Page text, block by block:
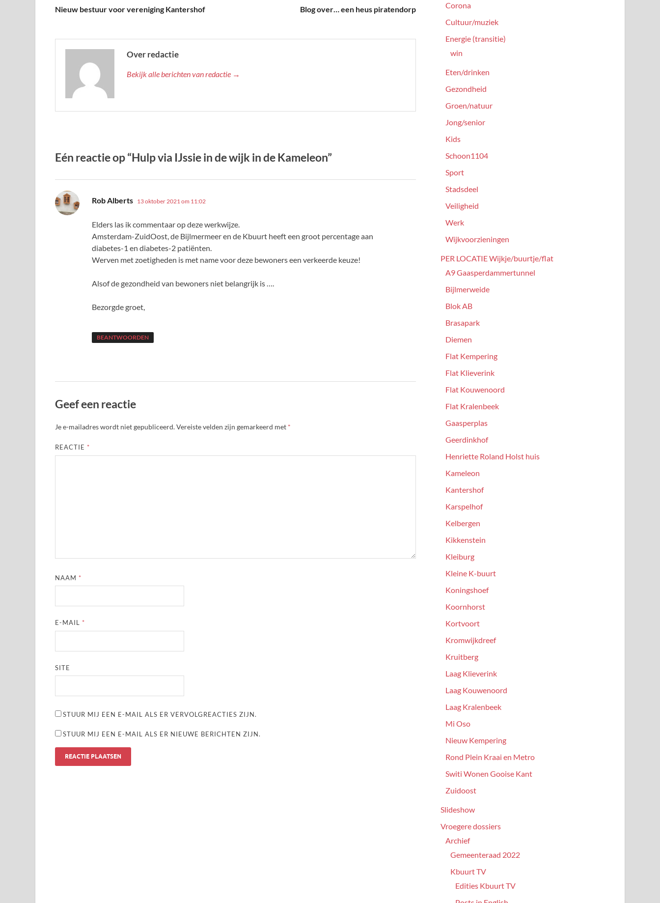
Nieuw bestuur voor vereniging Kantershof Blog over… een heus piratendorp
Over redactie
Bekijk alle berichten van redactie →
Eén reactie op “Hulp via IJssie in de wijk in de Kameleon”
Rob Alberts schreef:
13 oktober 2021 om 11:02
Elders las ik commentaar op deze werkwijze.
Amsterdam-ZuidOost, de Bijlmermeer en de Kbuurt heeft een groot percentage aan
diabetes-1 en diabetes-2 patiënten.
Werven met zoetigheden is met name voor deze bewoners een verkeerde keuze!
Alsof de gezondheid van bewoners niet belangrijk is ….
Bezorgde groet,
BEANTWOORDEN
Geef een reactie
Je e-mailadres wordt niet gepubliceerd.Vereiste velden zijn gemarkeerd met *
REACTIE *
NAAM *
E-MAIL *
SITE
STUUR MIJ EEN E-MAIL ALS ER VERVOLGREACTIES ZIJN.
STUUR MIJ EEN E-MAIL ALS ER NIEUWE BERICHTEN ZIJN.
Corona
Cultuur/muziek
Energie (transitie)
win
Eten/drinken
Gezondheid
Groen/natuur
Jong/senior
Kids
Schoon1104
Sport
Stadsdeel
Veiligheid
Werk
Wijkvoorzieningen
PER LOCATIE Wijkje/buurtje/flat
A9 Gaasperdammertunnel
Bijlmerweide
Blok AB
Brasapark
Diemen
Flat Kempering
Flat Klieverink
Flat Kouwenoord
Flat Kralenbeek
Gaasperplas
Geerdinkhof
Henriette Roland Holst huis
Kameleon
Kantershof
Karspelhof
Kelbergen
Kikkenstein
Kleiburg
Kleine K-buurt
Koningshoef
Koornhorst
Kortvoort
Kromwijkdreef
Kruitberg
Laag Klieverink
Laag Kouwenoord
Laag Kralenbeek
Mi Oso
Nieuw Kempering
Rond Plein Kraai en Metro
Switi Wonen Gooise Kant
Zuidoost
Slideshow
Vroegere dossiers
Archief
Gemeenteraad 2022
Kbuurt TV
Edities Kbuurt TV